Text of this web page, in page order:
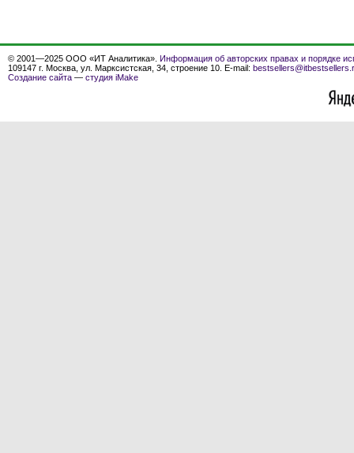
© 2001—2025 ООО «ИТ Аналитика». Информация об авторских правах и порядке
109147 г. Москва, ул. Марксистская, 34, строение 10. E-mail:
Создание сайта — студия iMake